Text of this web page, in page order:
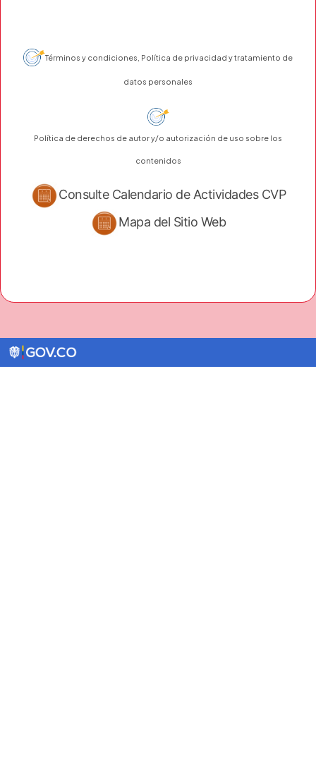
Términos y condiciones, Política de privacidad y tratamiento de
datos personales
Política de derechos de autor y/o autorización de uso sobre los
contenidos
Consulte Calendario de Actividades CVP
Mapa del Sitio Web